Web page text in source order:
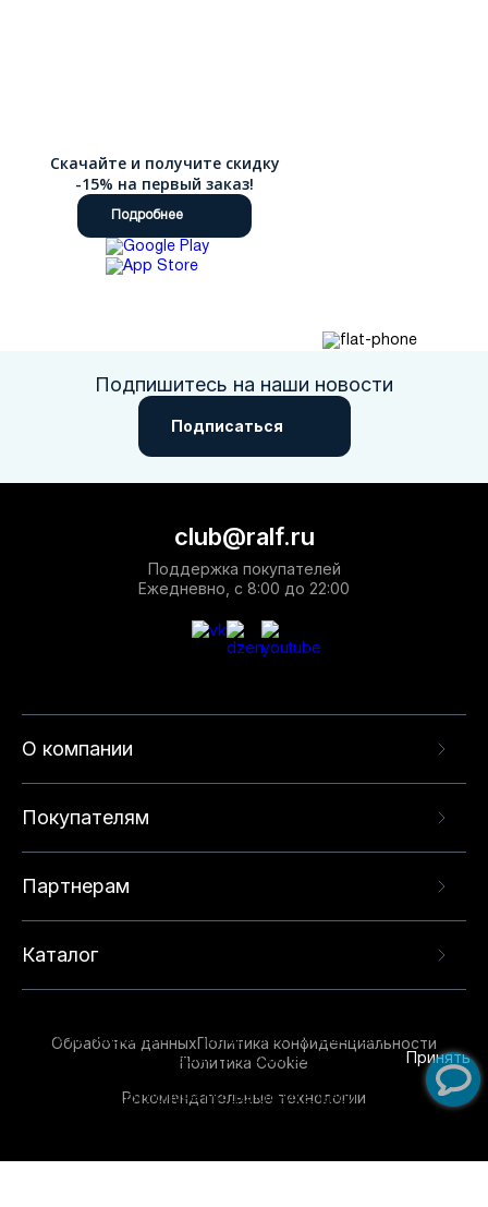
Скачайте и получите скидку
-15% на первый заказ!
Подробнее
Подпишитесь на наши новости
Подписаться
О компании
Покупателям
Партнерам
Каталог
club@ralf.ru
Поддержка покупателей
Ежедневно, с 8:00 до 22:00
Обработка данныхПолитика конфиденциальности
Политика Cookie
Рекомендательные технологии
опыта на нашем сайте. Продолжая использовать
данный сайт, вы соглашаетесь с использованием
технологий. Для получения дополнительной
Принять